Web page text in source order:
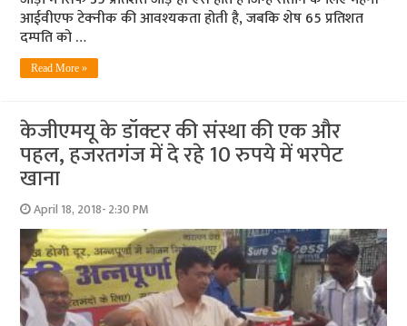
आईवीएफ टेक्‍नीक की आवश्‍यकता होती है, जबकि शेष 65 प्रतिशत
दम्‍पति को …
Read More »
केजीएमयू के डॉक्टर की संस्था की एक और
पहल, हजरतगंज में दे रहे 10 रुपये में भरपेट
खाना
April 18, 2018- 2:30 PM